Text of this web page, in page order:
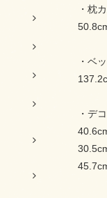
・枕
・ベ
・デ